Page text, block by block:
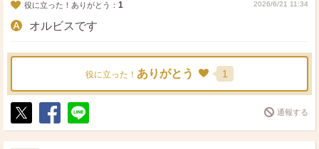
役に立った！ありがとう： 1 2026/6/21 11:34
オルビスです
役に立った！ ありがとう 1
ポ
ス
シ
ェ
送
る
通報する